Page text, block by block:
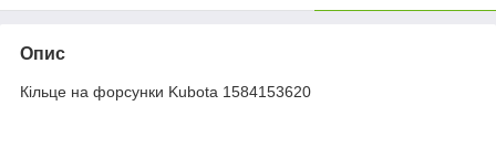
Опис
Кільце на форсунки Kubota 1584153620